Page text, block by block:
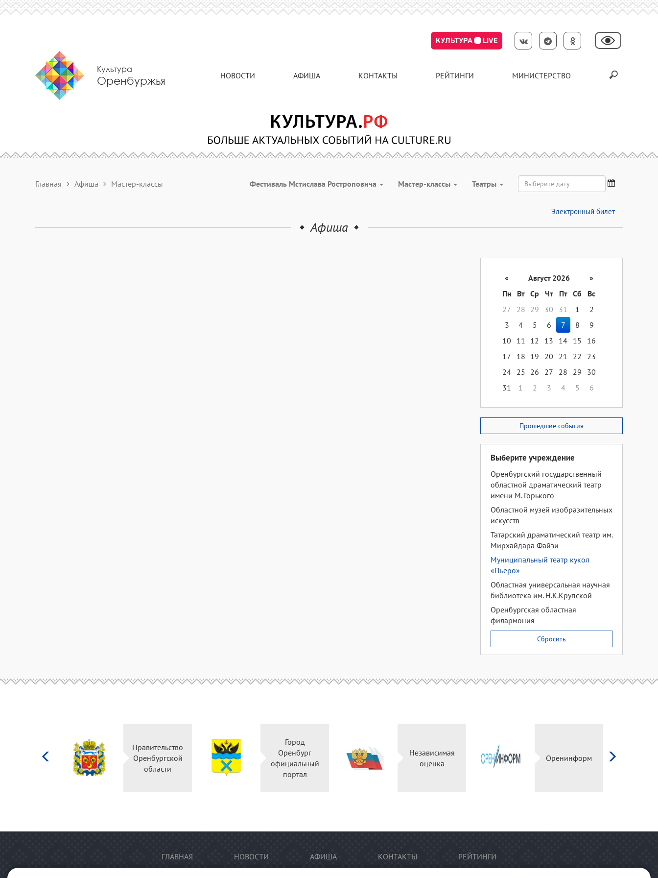
КУЛЬТУРА LIVE
Культура
Оренбуржья НОВОСТИ АФИША КОНТАКТЫ РЕЙТИНГИ МИНИСТЕРСТВО
Главная Афиша Мастер-классы Фестиваль Мстислава Ростроповича Мастер-классы Театры
Электронный билет
Афиша
« Август 2026
»
Пн
Вт Ср Чт Пт Сб
Вс
27
28 29 30 31 1
2
3
4 5 6 7 8
9
10
11 12 13 14 15
16
17
18 19 20 21 22
23
24 25 26 27 28 29
30
31
1 2 3 4 5 6
Прошедшие события
Выберите учреждение
Оренбургский государственный
областной драматический театр
имени М. Горького
Областной музей изобразительных
искусств
Татарский драматический театр им.
Мирхайдара Файзи
Муниципальный театр кукол
«Пьеро»
Областная универсальная научная
библиотека им. Н.К.Крупской
Оренбургская областная
филармония
Сбросить
Правительство
Оренбургской
области
Город
Оренбург
официальный
портал
Независимая
оценка
Оренинформ
ГЛАВНАЯ НОВОСТИ АФИША КОНТАКТЫ РЕЙТИНГИ